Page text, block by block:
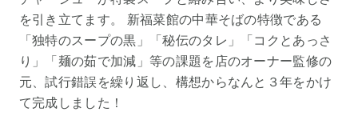
を引き立てます。 新福菜館の中華そばの特徴である
「独特のスープの黒」「秘伝のタレ」「コクとあっさ
り」「麺の茹で加減」等の課題を店のオーナー監修の
元、試行錯誤を繰り返し、構想からなんと３年をかけ
て完成しました！